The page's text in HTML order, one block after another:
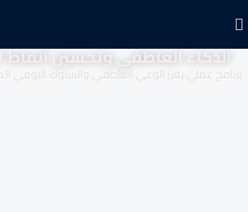
الذكاء العاطفي وتحسين أنماط
برنامج عملي يعزز الوعي العاطفي والسلوك اليومي